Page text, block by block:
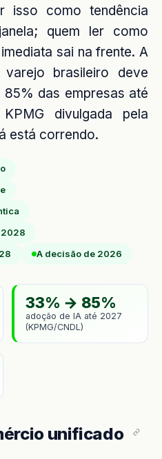
isso como tendência
quem ler como
sai na frente. A
brasileiro deve
das empresas até
divulgada pela
está correndo.
2028
A decisão de 2026
33% → 85%
adoção de IA até 2027
(KPMG/CNDL)
unificado